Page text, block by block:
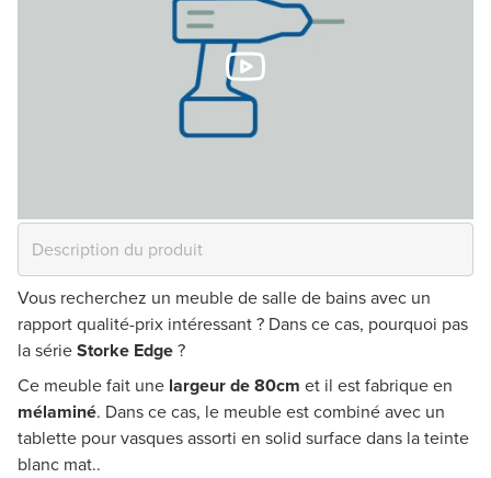
Vous recherchez un meuble de salle de bains avec un
rapport qualité-prix intéressant ? Dans ce cas, pourquoi pas
la sérieStorke Edge?
Ce meuble fait une largeur de 80cm et il est fabrique en
mélaminé. Dans ce cas, le meuble est combiné avec un
tablette pour vasques assorti en solid surface dans la teinte
blanc mat..